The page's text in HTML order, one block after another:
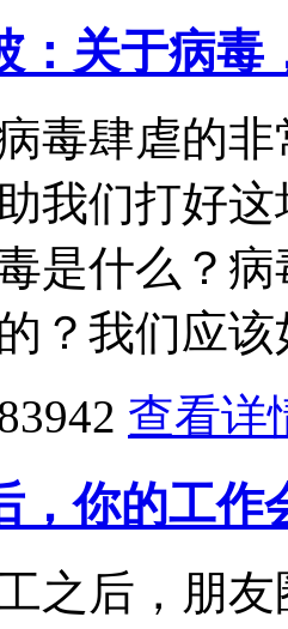
：关于病
毒肆虐的
我们打好
是什么？
？我们应
查看详
，你的工作
之后，朋